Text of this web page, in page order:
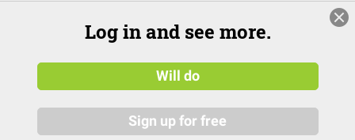
Log in and see more.
Will do
Sign up for free